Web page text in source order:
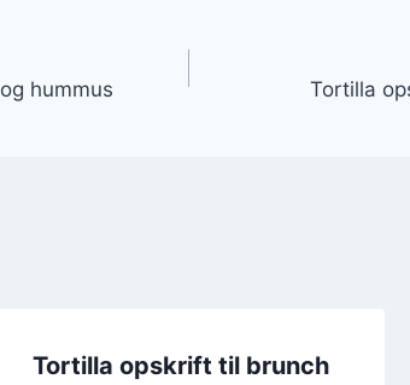
hummus Tortilla
Tortilla opskrift til brunch